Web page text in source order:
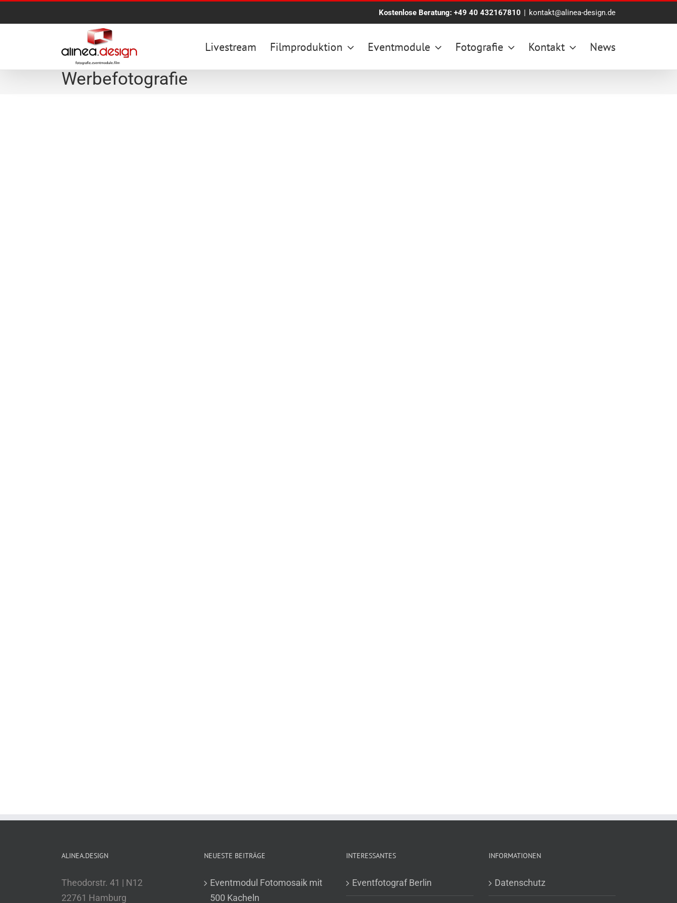
Inhalt
Kostenlose Beratung: +49 40 432167810 | kontakt@alinea-design.de
Livestream Filmproduktion Eventmodule Fotografie Kontakt News
Werbefotografie
ALINEA.DESIGN
Theodorstr. 41 | N12
22761 Hamburg
NEUESTE BEITRÄGE
Eventmodul Fotomosaik mit
500 Kacheln
INTERESSANTES
Eventfotograf Berlin
INFORMATIONEN
Datenschutz